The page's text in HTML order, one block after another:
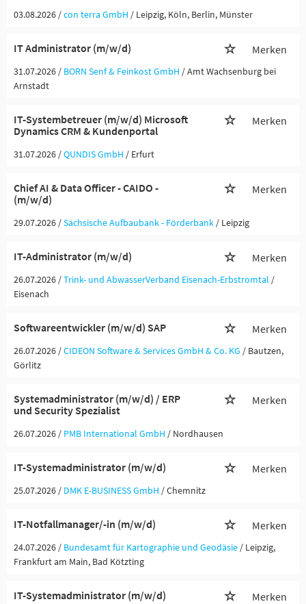
03.08.2026 /con terra GmbH / Leipzig, Köln, Berlin, Münster
IT Administrator (m/w/d) Merken
31.07.2026 / BORN Senf & Feinkost GmbH / Amt Wachsenburg bei
Arnstadt
IT-Systembetreuer (m/w/d) Microsoft
Dynamics CRM & Kundenportal
Merken
31.07.2026 /QUNDIS GmbH / Erfurt
Chief AI & Data Officer - CAIDO -
(m/w/d)
Merken
29.07.2026 /Sächsische Aufbaubank - Förderbank / Leipzig
IT-Administrator (m/w/d) Merken
26.07.2026 /Trink- und AbwasserVerband Eisenach-Erbstromtal /
Eisenach
Softwareentwickler (m/w/d) SAP Merken
26.07.2026 /CIDEON Software & Services GmbH & Co. KG / Bautzen,
Görlitz
Systemadministrator (m/w/d) / ERP
und Security Spezialist
Merken
26.07.2026 / PMB International GmbH / Nordhausen
IT-Systemadministrator (m/w/d) Merken
25.07.2026 / DMK E-BUSINESS GmbH / Chemnitz
IT-Notfallmanager/-in (m/w/d) Merken
24.07.2026 / Bundesamt für Kartographie und Geodäsie / Leipzig,
Frankfurt am Main, Bad Kötzting
IT-Systemadministrator (m/w/d) Merken